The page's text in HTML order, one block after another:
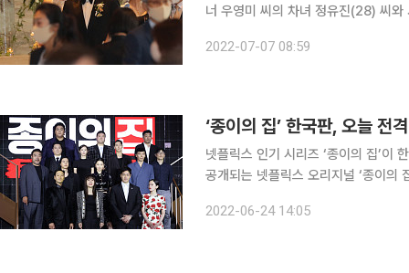
너 우영미 씨의 차녀 정유진(28) 씨와
구자열 무역협회 회장을 비롯해 주요
2022-07-07 08:59
‘종이의 집’ 한국판, 오늘 전
넷플릭스 인기 시리즈 ‘종이의 집’이 한국
공개되는 넷플릭스 오리지널 ‘종이의
었던 스페인 드라마 ‘종이의 집’을 원
2022-06-24 14:05